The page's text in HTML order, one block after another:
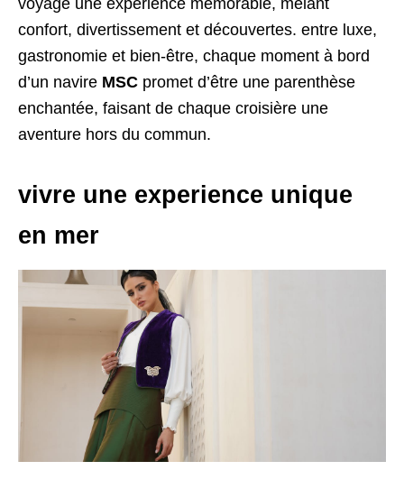
voyage une expérience mémorable, mêlant
confort, divertissement et découvertes. entre luxe,
gastronomie et bien-être, chaque moment à bord
d’un navire MSC promet d’être une parenthèse
enchantée, faisant de chaque croisière une
aventure hors du commun.
vivre une experience unique
en mer